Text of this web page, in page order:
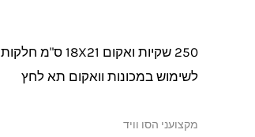
250 שקיות ואקום 18X21 ס"מ חלקות
לשימוש במכונות וואקום תא לחץ
מקצועני הסו וויד